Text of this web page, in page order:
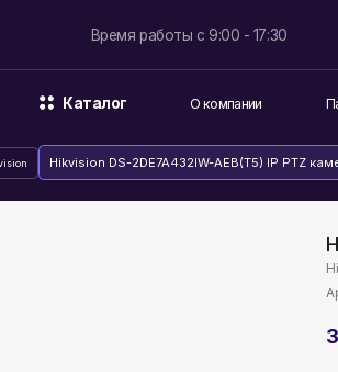
Hikvision DS-2DE7A432IW-AEB(T5) IP PTZ камера
Каталог
Время работы с 9:00 - 17:30